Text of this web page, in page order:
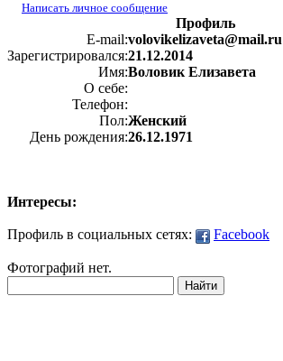
Написать личное сообщение
Профиль
E-mail:volovikelizaveta@mail.ru
Зарегистрировался:21.12.2014
Имя:Воловик Елизавета
О себе:
Телефон:
Пол:Женский
День рождения:26.12.1971
Интересы:
Профиль в социальных сетях: Facebook
Фотографий нет.